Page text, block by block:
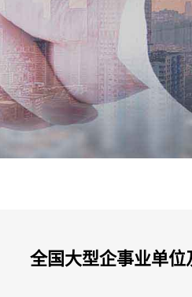
全国大型企事业单位